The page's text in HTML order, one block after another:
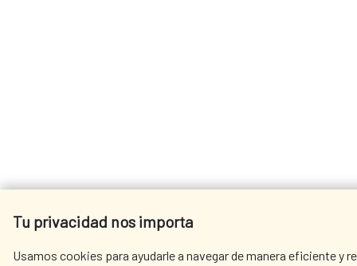
Tu privacidad nos importa
Usamos cookies para ayudarle a navegar de manera eficiente y